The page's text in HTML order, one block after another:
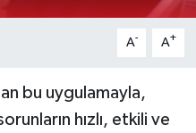
A- A+
bu uygulamayla,
hızlı, etkili ve